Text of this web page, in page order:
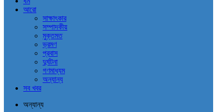
আরো
সাক্ষাৎকার
সম্পাদকীয়
মুক্তমত
ভ্রমণ
প্রবাস
দুর্ঘটনা
গণমাধ্যম
অন্যান্য
সব খবর
অন্যান্য